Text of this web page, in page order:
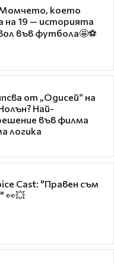
което
на 19 — историята
във футбола🤩⚽
от „Одисей“ на
Най-
във филма
логика
Cast: "Правен съм
👀💥